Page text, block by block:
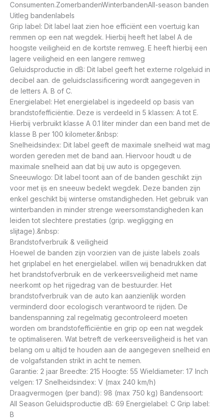
Consumenten.ZomerbandenWinterbandenAll-season banden
Uitleg bandenlabels
Grip label: Dit label laat zien hoe efficiënt een voertuig kan
remmen op een nat wegdek. Hierbij heeft het label A de
hoogste veiligheid en de kortste remweg. E heeft hierbij een
lagere veiligheid en een langere remweg
Geluidsproductie in dB: Dit label geeft het externe rolgeluid in
decibel aan. de geluidsclassificering wordt aangegeven in
de letters A. B of C.
Energielabel: Het energielabel is ingedeeld op basis van
brandstofefficiëntie. Deze is verdeeld in 5 klassen: A tot E.
Hierbij verbruikt klasse A 0.1 liter minder dan een band met de
klasse B per 100 kilometer.&nbsp:
Snelheidsindex: Dit label geeft de maximale snelheid wat mag
worden gereden met de band aan. Hiervoor houdt u de
maximale snelheid aan dat bij uw auto is opgegeven.
Sneeuwlogo: Dit label toont aan of de banden geschikt zijn
voor met ijs en sneeuw bedekt wegdek. Deze banden zijn
enkel geschikt bij winterse omstandigheden. Het gebruik van
winterbanden in minder strenge weersomstandigheden kan
leiden tot slechtere prestaties (grip. wegligging en
slijtage).&nbsp:
Brandstofverbruik & veiligheid
Hoewel de banden zijn voorzien van de juiste labels zoals
het griplabel en het energielabel. willen wij benadrukken dat
het brandstofverbruik en de verkeersveiligheid met name
neerkomt op het rijgedrag van de bestuurder. Het
brandstofverbruik van de auto kan aanzienlijk worden
verminderd door ecologisch verantwoord te rijden. De
bandenspanning zal regelmatig gecontroleerd moeten
worden om brandstofefficiëntie en grip op een nat wegdek
te optimaliseren. Wat betreft de verkeersveiligheid is het van
belang om u altijd te houden aan de aangegeven snelheid en
de volgafstanden strikt in acht te nemen.
Garantie: 2 jaar Breedte: 215 Hoogte: 55 Wieldiameter: 17 Inch
velgen: 17 Snelheidsindex: V (max 240 km/h)
Draagvermogen (per band): 98 (max 750 kg) Bandensoort:
All Season Geluidsproductie dB: 69 Energielabel: C Grip label:
B